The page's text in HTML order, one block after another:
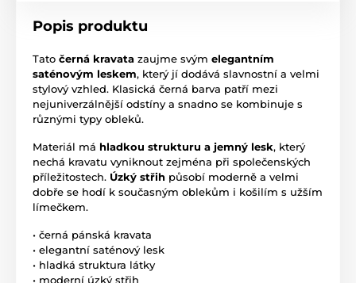
Popis produktu
Tato černá kravata zaujme svým elegantním
saténovým leskem, který jí dodává slavnostní a velmi
stylový vzhled. Klasická černá barva patří mezi
nejuniverzálnější odstíny a snadno se kombinuje s
různými typy obleků.
Materiál má hladkou strukturu a jemný lesk, který
nechá kravatu vyniknout zejména při společenských
příležitostech. Úzký střih působí moderně a velmi
dobře se hodí k současným oblekům i košilím s užším
límečkem.
• černá pánská kravata
• elegantní saténový lesk
• hladká struktura látky
• moderní úzký střih